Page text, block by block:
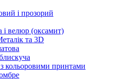
і прозорий
і велюр (оксамит)
та 3D
кольоровими принтами